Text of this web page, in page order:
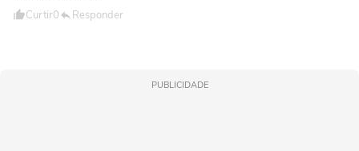
Curtir0 Responder
PUBLICIDADE